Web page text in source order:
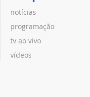
notícias
programação
tv ao vivo
vídeos